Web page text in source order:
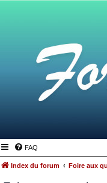
FAQ
Index du forum Foire aux